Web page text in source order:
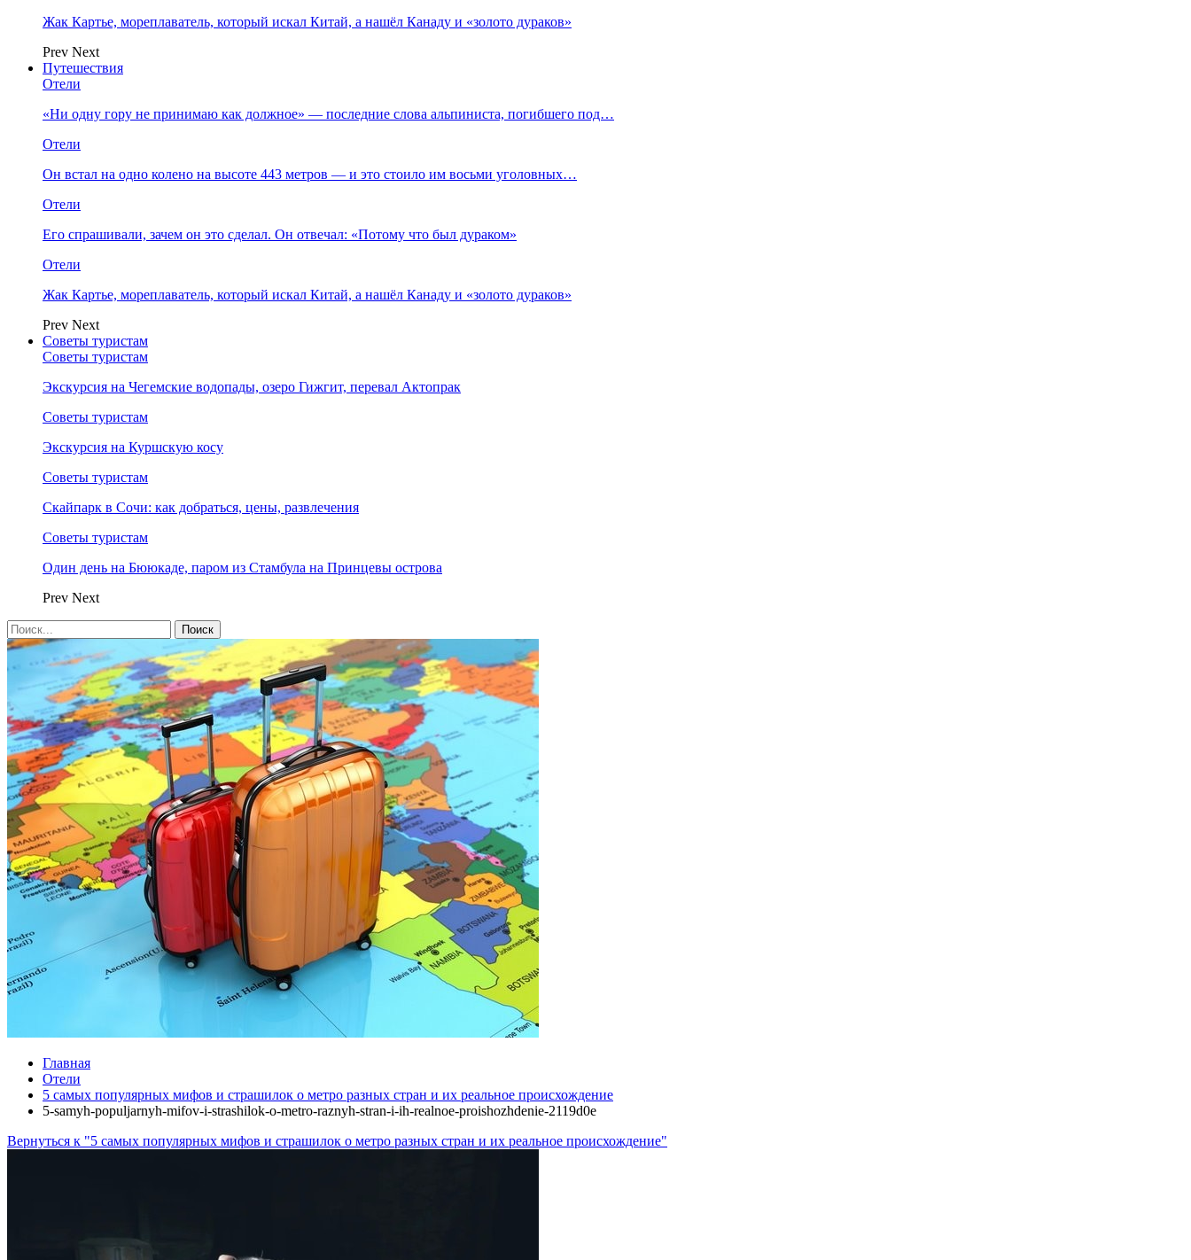
Жак Картье, мореплаватель, который искал Китай, а нашёл Канаду и «золото дураков»
Prev Next
Путешествия
Отели
«Ни одну гору не принимаю как должное» — последние слова альпиниста, погибшего под…
Отели
Он встал на одно колено на высоте 443 метров — и это стоило им восьми уголовных…
Отели
Его спрашивали, зачем он это сделал. Он отвечал: «Потому что был дураком»
Отели
Жак Картье, мореплаватель, который искал Китай, а нашёл Канаду и «золото дураков»
Prev Next
Советы туристам
Советы туристам
Экскурсия на Чегемские водопады, озеро Гижгит, перевал Актопрак
Советы туристам
Экскурсия на Куршскую косу
Советы туристам
Скайпарк в Сочи: как добраться, цены, развлечения
Советы туристам
Один день на Бююкаде, паром из Стамбула на Принцевы острова
Prev Next
Главная
Отели
5 самых популярных мифов и страшилок о метро разных стран и их реальное происхождение
5-samyh-populjarnyh-mifov-i-strashilok-o-metro-raznyh-stran-i-ih-realnoe-proishozhdenie-2119d0e
Вернуться к "5 самых популярных мифов и страшилок о метро разных стран и их реальное происхождение"